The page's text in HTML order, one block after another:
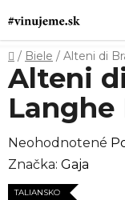
na
obsah
Domov
/ Biele / Alteni di
Alteni
Langhe
Priemerné
hodnotenie
produktu
Neohodnotené
Značka: Gaja
TALIANSKO